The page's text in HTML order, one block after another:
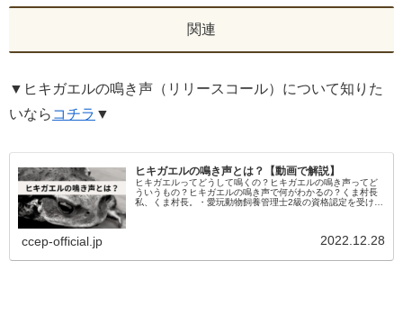
関連
▼ヒキガエルの鳴き声（リリースコール）について知りた
いなら コチラ ▼
ヒキガエルの鳴き声とは？【動画で解説】
ヒキガエルってどうして鳴くの？ヒキガエルの鳴き声ってど
ういうもの？ヒキガエルの鳴き声で何がわかるの？くま村長
私、くま村長。・愛玩動物飼養管理士2級の資格認定を受けて
ccep-official.jp 2022.12.28